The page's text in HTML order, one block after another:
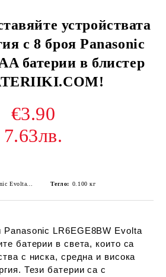
устройствата
с 8 броя Panasonic
батерии в блистер
€3.90
7.63лв.
Тегло: 0.100 кг
Panasonic LR6EGE8BW Evolta
батерии в света, които са
с ниска, средна и висока
Тези батерии са с